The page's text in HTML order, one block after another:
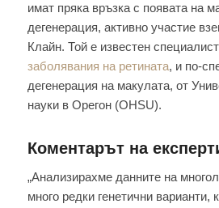
имат пряка връзка с появата на
дегенерация, активно участие
Клайн. Той е известен
заболявания на ретината, и по-
дегенерация на макулата, от
науки в Орегон (OHSU).
Коментарът на
„Анализирахме данните на
много редки генетични варианти,